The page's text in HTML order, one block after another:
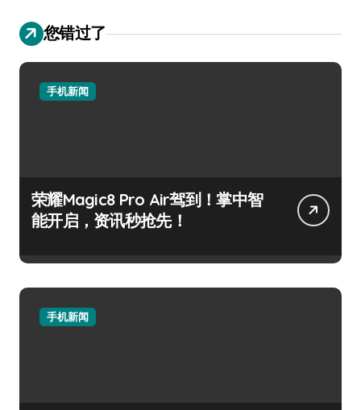
您错过了
手机新闻
荣耀Magic8 Pro Air驾到！掌中智
能开启，资讯秒抢先！
手机新闻